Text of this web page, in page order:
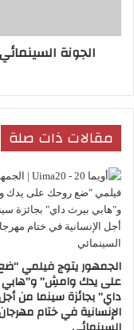
الجونة
مقالات ذات صلة
الجمهور يتوج فيلمي
على يدك وامشِ” و”هابي
داي” بجائزة سينما من
الإنسانية في ختام